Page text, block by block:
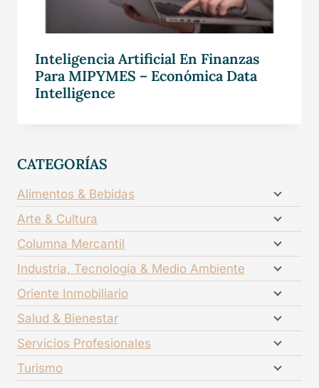
Inteligencia Artificial En Finanzas
Para MIPYMES – Económica Data
Intelligence
CATEGORÍAS
Alimentos & Bebidas
Arte & Cultura
Columna Mercantil
Industria, Tecnología & Medio Ambiente
Oriente Inmobiliario
Salud & Bienestar
Servicios Profesionales
Turismo